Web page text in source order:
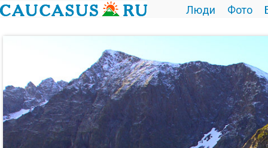
Люди Фото